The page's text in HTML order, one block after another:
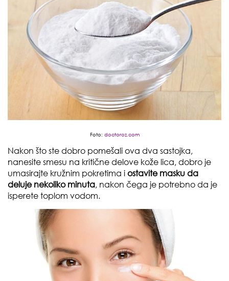
Foto: doctoroz.com
Nakon što ste dobro pomešali ova dva sastojka,
nanesite smesu na kritične delove kože lica, dobro je
umasirajte kružnim pokretima i ostavite masku da
deluje nekoliko minuta, nakon čega je potrebno da je
isperete toplom vodom.